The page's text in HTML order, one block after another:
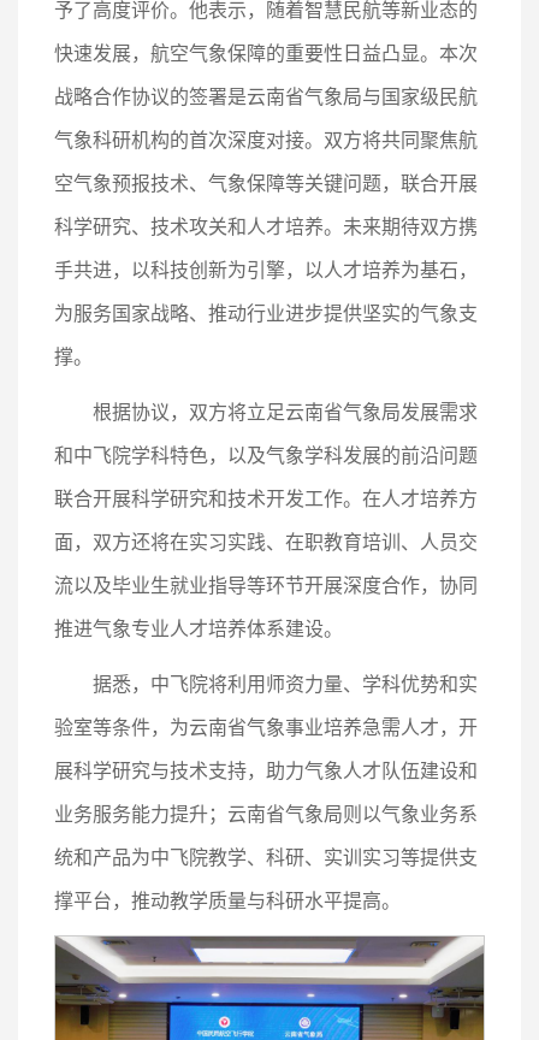
予了高度评价。他表示，随着智慧民航等新业态的
快速发展，航空气象保障的重要性日益凸显。本次
战略合作协议的签署是云南省气象局与国家级民航
气象科研机构的首次深度对接。双方将共同聚焦航
空气象预报技术、气象保障等关键问题，联合开展
科学研究、技术攻关和人才培养。未来期待双方携
手共进，以科技创新为引擎，以人才培养为基石，
为服务国家战略、推动行业进步提供坚实的气象支
撑。
根据协议，双方将立足云南省气象局发展需求
和中飞院学科特色，以及气象学科发展的前沿问题
联合开展科学研究和技术开发工作。在人才培养方
面，双方还将在实习实践、在职教育培训、人员交
流以及毕业生就业指导等环节开展深度合作，协同
推进气象专业人才培养体系建设。
据悉，中飞院将利用师资力量、学科优势和实
验室等条件，为云南省气象事业培养急需人才，开
展科学研究与技术支持，助力气象人才队伍建设和
业务服务能力提升；云南省气象局则以气象业务系
统和产品为中飞院教学、科研、实训实习等提供支
撑平台，推动教学质量与科研水平提高。